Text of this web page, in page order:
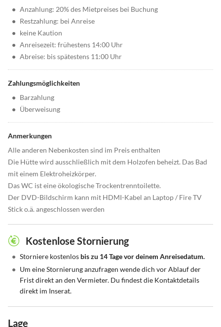
• Anzahlung: 20% des Mietpreises bei Buchung
• Restzahlung: bei Anreise
• keine Kaution
• Anreisezeit: frühestens 14:00 Uhr
• Abreise: bis spätestens 11:00 Uhr
Zahlungsmöglichkeiten
• Barzahlung
• Überweisung
Anmerkungen
Alle anderen Nebenkosten sind im Preis enthalten
Die Hütte wird ausschließlich mit dem Holzofen beheizt. Das Bad
mit einem Elektroheizkörper.
Das WC ist eine ökologische Trockentrenntoilette.
Der DVD-Bildschirm kann mit HDMI-Kabel an Laptop / Fire TV
Stick o.ä. angeschlossen werden
Kostenlose Stornierung
• Storniere kostenlos bis zu 14 Tage vor deinem Anreisedatum.
• Um eine Stornierung anzufragen wende dich vor Ablauf der
Frist direkt an den Vermieter. Du findest die Kontaktdetails
direkt im Inserat.
Lage